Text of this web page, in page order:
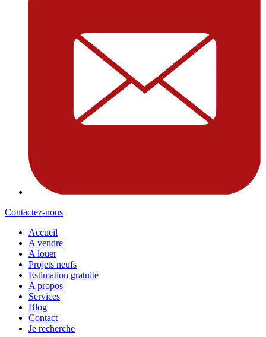
Contactez-nous
Accueil
A vendre
A louer
Projets neufs
Estimation gratuite
A propos
Services
Blog
Contact
Je recherche